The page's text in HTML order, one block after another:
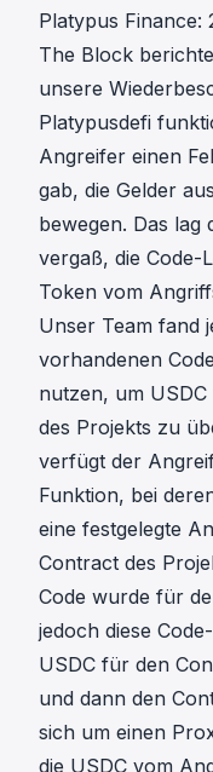
Platypus Finance:
The Block
unsere
Platypusdefi
Angreifer einen
gab, die Gelder
bewegen. Das lag
vergaß, die Code-
Token vom
Unser Team fand
vorhandenen
nutzen, um
des Projekts zu
verfügt der
Funktion, bei
eine festgelegte
Contract des
Code wurde für
jedoch diese
USDC für den
und dann den
sich um einen
die USDC vom